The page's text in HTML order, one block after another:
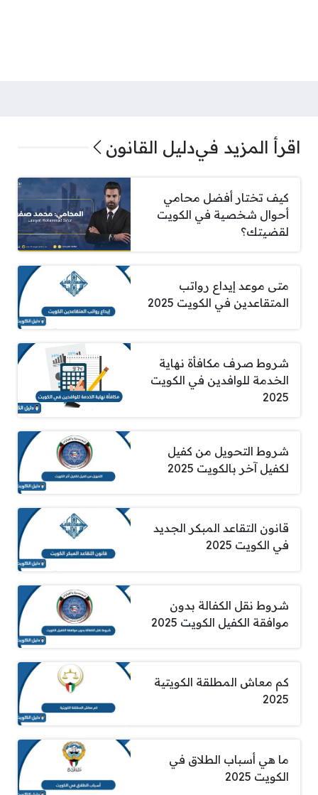
اقرأ المزيد فيدليل القانون
كيف تختار أفضل محامي
أحوال شخصية في الكويت
لقضيتك؟
متى موعد إيداع رواتب
المتقاعدين في الكويت 2025
شروط صرف مكافأة نهاية
الخدمة للوافدين في الكويت
2025
شروط التحويل من كفيل
لكفيل آخر بالكويت 2025
قانون التقاعد المبكر الجديد
في الكويت 2025
شروط نقل الكفالة بدون
موافقة الكفيل الكويت 2025
كم معاش المطلقة الكويتية
2025
ما هي أسباب الطلاق في
الكويت 2025